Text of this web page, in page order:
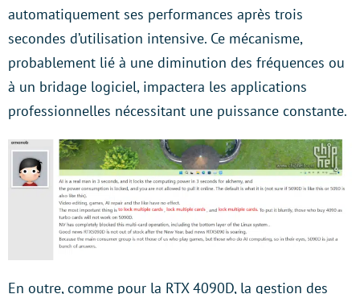
automatiquement ses performances après trois
secondes d’utilisation intensive. Ce mécanisme,
probablement lié à une diminution des fréquences ou
à un bridage logiciel, impactera les applications
professionnelles nécessitant une puissance constante.
En outre, comme pour la RTX 4090D, la gestion des